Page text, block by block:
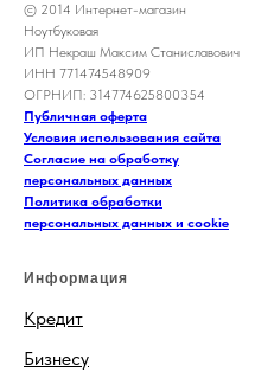
© 2014 Интернет-магазин
Ноутбуковая
ИП Некраш Максим Станиславович
ИНН 771474548909
ОГРНИП: 314774625800354
Публичная оферта
Условия использования сайта
Согласие на обработку
персональных данных
Политика обработки
персональных данных и cookie
Информация
Кредит
Бизнесу